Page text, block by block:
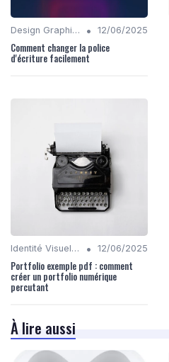
Design Graphique • 12/06/2025
Comment changer la police
d'écriture facilement
Identité Visuelle et Branding • 12/06/2025
Portfolio exemple pdf : comment
créer un portfolio numérique
percutant
À lire aussi